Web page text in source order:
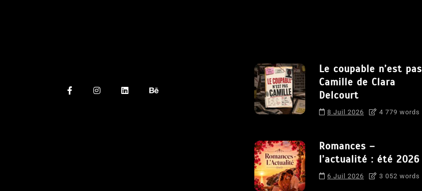
Le coupable n’est pas
Camille de Clara
Delcourt
8 Juil 2026 4 779 words
Romances –
l’actualité : été 2026
6 Juil 2026 3 052 words